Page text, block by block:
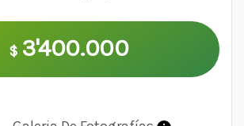
$ 3'400.000